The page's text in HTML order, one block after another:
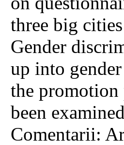
three big
Gender
up into
the promotion
been
Comentarii: